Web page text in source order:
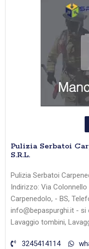
Pulizia Serbatoi
S.R.L.
Pulizia Serbatoi
Indirizzo: Via
Carpenedolo, - BS,
info@bepaspurghi.it -
Lavaggio tombini,
3245414114